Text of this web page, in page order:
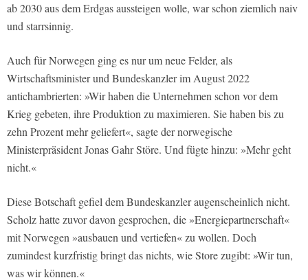
ab 2030 aus dem Erdgas aussteigen wolle, war schon ziemlich naiv
und starrsinnig.
Auch für Norwegen ging es nur um neue Felder, als
Wirtschaftsminister und Bundeskanzler im August 2022
antichambrierten: »Wir haben die Unternehmen schon vor dem
Krieg gebeten, ihre Produktion zu maximieren. Sie haben bis zu
zehn Prozent mehr geliefert«, sagte der norwegische
Ministerpräsident Jonas Gahr Störe. Und fügte hinzu: »Mehr geht
nicht.«
Diese Botschaft gefiel dem Bundeskanzler augenscheinlich nicht.
Scholz hatte zuvor davon gesprochen, die »Energiepartnerschaft«
mit Norwegen »ausbauen und vertiefen« zu wollen. Doch
zumindest kurzfristig bringt das nichts, wie Store zugibt: »Wir tun,
was wir können.«